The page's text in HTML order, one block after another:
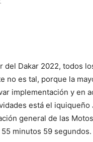
del Dakar 2022, todos
no es tal, porque la
implementación y en
está el iquiqueño
general de las
minutos 59 segundos.